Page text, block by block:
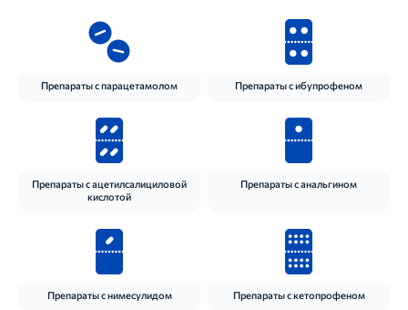
Препараты с парацетамолом Препараты с ибупрофеном
Препараты с ацетилсалициловой
кислотой
Препараты с анальгином
Препараты с нимесулидом Препараты с кетопрофеном